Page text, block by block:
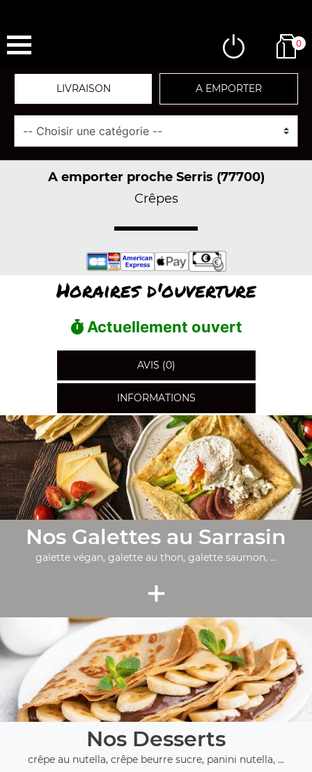
0
LIVRAISON A EMPORTER
A emporter proche Serris (77700)
Crêpes
Horaires d'ouverture
Actuellement ouvert
AVIS (0)
INFORMATIONS
Nos Galettes au Sarrasin
galette végan, galette au thon, galette saumon, ...
+
Nos Desserts
crêpe au nutella, crêpe beurre sucre, panini nutella, ...